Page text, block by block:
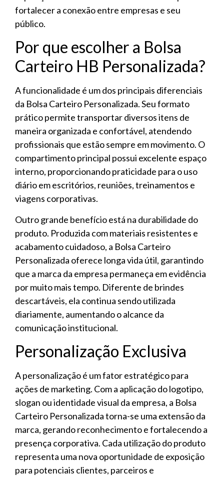
fortalecer a conexão entre empresas e seu
público.
Por que escolher a Bolsa
Carteiro HB Personalizada?
A funcionalidade é um dos principais diferenciais
da Bolsa Carteiro Personalizada. Seu formato
prático permite transportar diversos itens de
maneira organizada e confortável, atendendo
profissionais que estão sempre em movimento. O
compartimento principal possui excelente espaço
interno, proporcionando praticidade para o uso
diário em escritórios, reuniões, treinamentos e
viagens corporativas.
Outro grande benefício está na durabilidade do
produto. Produzida com materiais resistentes e
acabamento cuidadoso, a Bolsa Carteiro
Personalizada oferece longa vida útil, garantindo
que a marca da empresa permaneça em evidência
por muito mais tempo. Diferente de brindes
descartáveis, ela continua sendo utilizada
diariamente, aumentando o alcance da
comunicação institucional.
Personalização Exclusiva
A personalização é um fator estratégico para
ações de marketing. Com a aplicação do logotipo,
slogan ou identidade visual da empresa, a Bolsa
Carteiro Personalizada torna-se uma extensão da
marca, gerando reconhecimento e fortalecendo a
presença corporativa. Cada utilização do produto
representa uma nova oportunidade de exposição
para potenciais clientes, parceiros e